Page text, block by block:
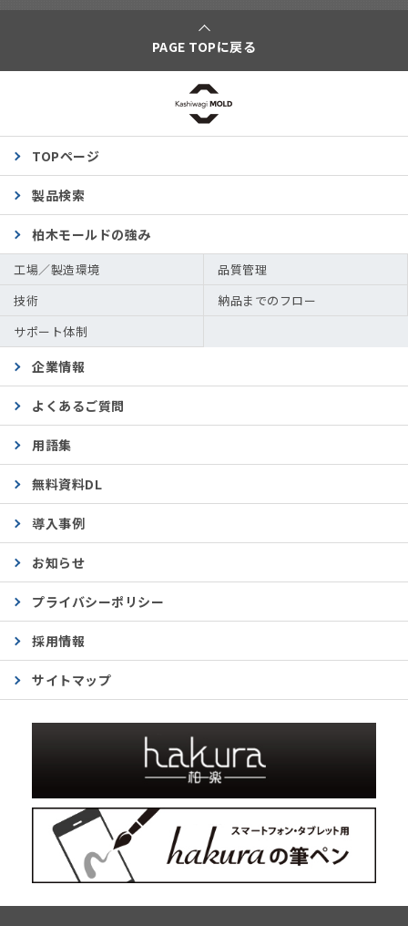
PAGE TOPに戻る
TOPページ
製品検索
柏木モールドの強み
工場／製造環境
品質管理
技術
納品までのフロー
サポート体制
企業情報
よくあるご質問
用語集
無料資料DL
導入事例
お知らせ
プライバシーポリシー
採用情報
サイトマップ